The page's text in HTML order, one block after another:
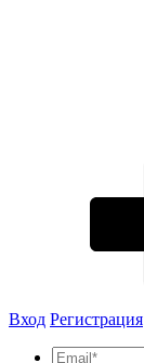
Вход Регистрация